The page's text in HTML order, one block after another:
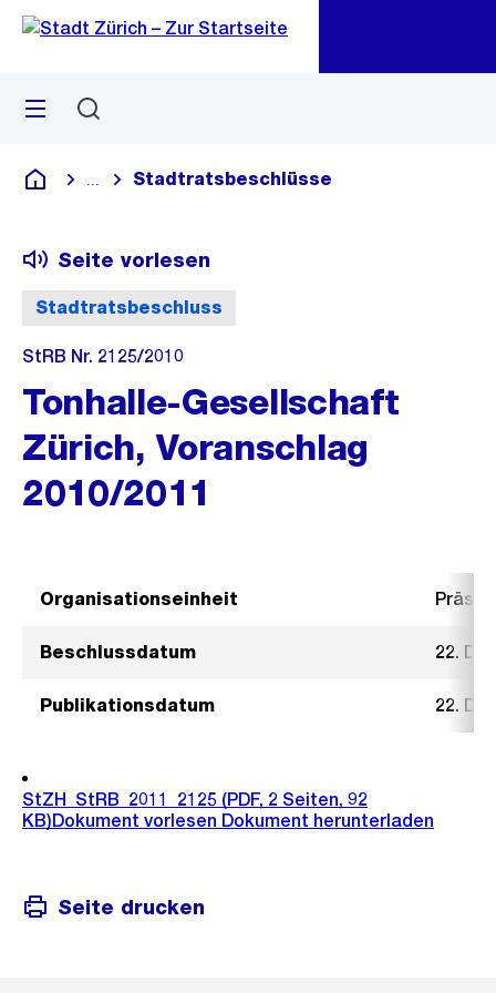
Navigation
Sprunglink
Menü
Deutsch
Blende alle Breadcrumbs ein
Stadtratsbeschlüsse
Stadtratsbeschluss
Seite vorlesen
StRB Nr. 2125/2010
Tonhalle-Gesellschaft
Zürich, Voranschlag
2010/2011
Organisationseinheit
Beschlussdatum 22.
Publikationsdatum 22.
StZH_StRB_2011_2125 (PDF, 2 Seiten, 92
KB)Dokument vorlesen Dokument herunterladen
Seite drucken